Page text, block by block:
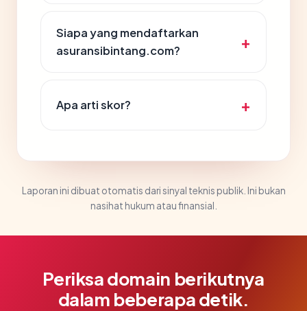
Siapa yang mendaftarkan
asuransibintang.com?
Apa arti skor?
Laporan ini dibuat otomatis dari sinyal teknis publik. Ini bukan
nasihat hukum atau finansial.
Periksa domain berikutnya
dalam beberapa detik.